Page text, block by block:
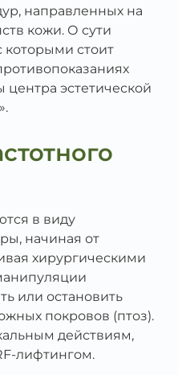
направленных на
кожи. О сути
которыми стоит
центра эстетической
в виду
начиная от
хирургическими
или остановить
покровов (птоз).
действиям,
лифтингом.